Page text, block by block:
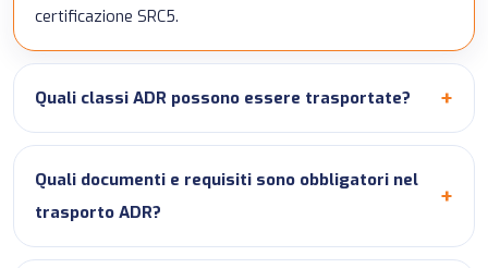
certificazione SRC5.
Quali classi ADR possono essere trasportate?
Quali documenti e requisiti sono obbligatori nel
trasporto ADR?